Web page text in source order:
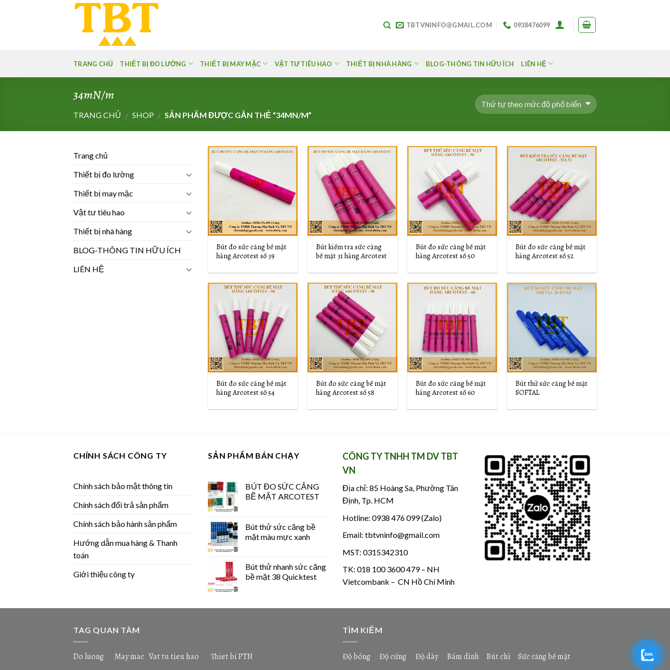
TBTVNINFO@GMAIL.COM 0938476099
TRANG CHỦ THIẾT BỊ ĐO LƯỜNG THIẾT BỊ MAY MẶC VẬT TƯ TIÊU HAO THIẾT BỊ NHÀ HÀNG BLOG-THÔNG TIN HỮU ÍCH LIÊN HỆ
34mN/m
TRANG CHỦ / SHOP / SẢN PHẨM ĐƯỢC GẮN THẺ “34MN/M”
Trang chủ
Thiết bị đo lường
Thiết bị may mặc
Vật tư tiêu hao
Thiết bị nhà hàng
BLOG-THÔNG TIN HỮU ÍCH
LIÊN HỆ
Wishlist
Bút đo sức căng bề mặt
hãng Arcotest số 39
Add to
Wishlist
Bút kiểm tra sức căng
bề mặt 31 hãng Arcotest
Add to
Wishlist
Bút đo sức căng bề mặt
hãng Arcotest số 50
Add to
Wishlist
Bút đo sức căng bề mặt
hãng Arcotest số 52
Add to
Wishlist
Bút đo sức căng bề mặt
hãng Arcotest số 54
Wishlist
Bút đo sức căng bề mặt
hãng Arcotest số 58
Wishlist
Bút đo sức căng bề mặt
hãng Arcotest số 60
Wishlist
Bút thử sức căng bề mặt
SOFTAL
CHÍNH SÁCH CÔNG TY
Chính sách bảo mật thông tin
Chính sách đổi trả sản phẩm
Chính sách bảo hành sản phẩm
Hướng dẫn mua hàng & Thanh
toán
Giới thiệu công ty
SẢN PHẨM BÁN CHẠY
BÚT ĐO SỨC CĂNG
BỀ MẶT ARCOTEST
Bút thử sức căng bề
mặt màu mực xanh
Bút thử nhanh sức căng
bề mặt 38 Quicktest
CÔNG TY TNHH TM DV TBT
VN
Địa chỉ: 85 Hoàng Sa, Phường Tân
Định, Tp. HCM
Hotline: 0938 476 099 (Zalo)
Email: tbtvninfo@gmail.com
MST: 0315342310
TK: 018 100 3600 479 – NH
Vietcombank – CN Hồ Chí Minh
TAG QUAN TÂM
Do luong May mac Vat tu tieu hao Thiet bi PTN
TÌM KIẾM
Độ bóng Độ cứng Độ dày Bám dính Bút chì Sức căng bề mặt